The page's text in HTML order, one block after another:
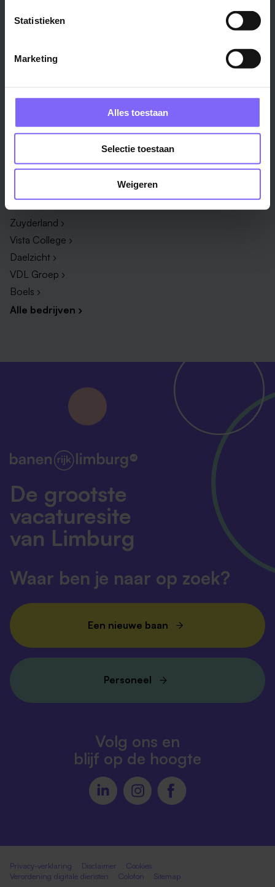
Statistieken
Marketing
Alles toestaan
Selectie toestaan
Weigeren
Alle steden ›
Administratie ›
Alle vakgebieden ›
Administratief medewerker ›
HR adviseur ›
Onderwijsassistent ›
Alle functies ›
Bedrijf
Zuyderland ›
Vista College ›
Daelzicht ›
VDL Groep ›
Boels ›
Alle bedrijven ›
De grootste
vacaturesite
van Limburg
Waar ben je naar op zoek?
Een nieuwe baan
Personeel
Volg ons en
blijf op de hoogte
Privacy-verklaring Disclaimer
Cookies
Verordening digitale diensten
Colofon Sitemap